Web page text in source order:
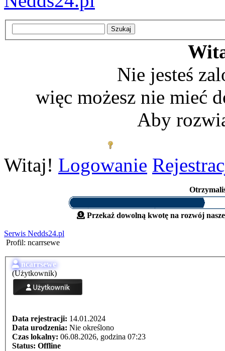
Nie jesteś
więc możesz nie mieć
Aby
Witaj! Logowanie
Przekaż dowolną kwotę na rozwój
Serwis Nedds24.pl
Profil: ncarrsewe
ncarrsewe
(Użytkownik)
Data rejestracji: 14.01.2024
Data urodzenia: Nie określono
Czas lokalny: 06.08.2026, godzina 07:23
Status: Offline